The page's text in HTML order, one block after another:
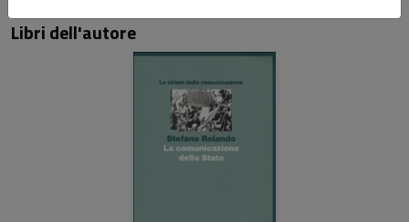
Libri dell'autore